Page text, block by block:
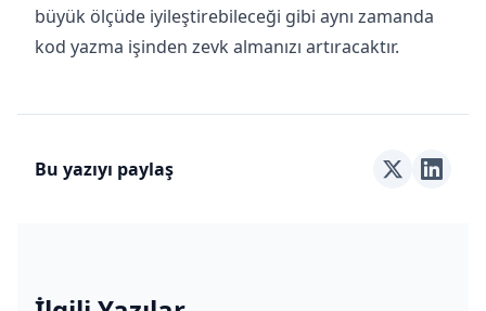
büyük ölçüde iyileştirebileceği gibi aynı zamanda
kod yazma işinden zevk almanızı artıracaktır.
Bu yazıyı paylaş